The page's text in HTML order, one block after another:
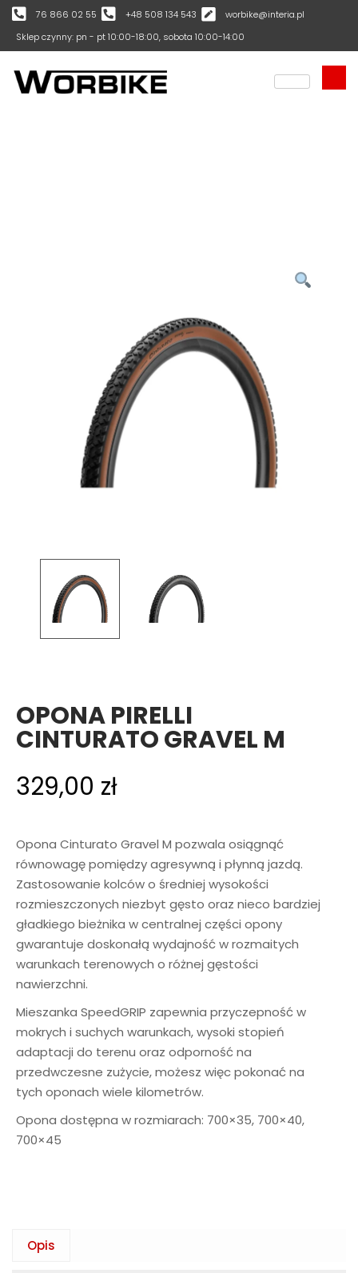
76 866 02 55 +48 508 134 543
worbike@interia.pl
Sklep czynny: pn - pt 10:00-18:00, sobota 10:00-14:00
OPONA PIRELLI
CINTURATO GRAVEL M
329,00 zł
Opona Cinturato Gravel M pozwala osiągnąć
równowagę pomiędzy agresywną i płynną jazdą.
Zastosowanie kolców o średniej wysokości
rozmieszczonych niezbyt gęsto oraz nieco bardziej
gładkiego bieżnika w centralnej części opony
gwarantuje doskonałą wydajność w rozmaitych
warunkach terenowych o różnej gęstości
nawierzchni.
Mieszanka SpeedGRIP zapewnia przyczepność w
mokrych i suchych warunkach, wysoki stopień
adaptacji do terenu oraz odporność na
przedwczesne zużycie, możesz więc pokonać na
tych oponach wiele kilometrów.
Opona dostępna w rozmiarach: 700×35, 700×40,
700×45
Opis